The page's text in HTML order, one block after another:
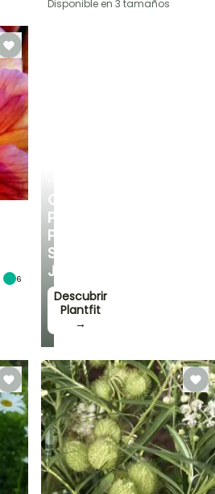
CONSEJOS
PERSONALIZADOS
PARA
SU
JARDÍN
Descubrir
Plantfit
→
Disponible en 3 tamaños
6